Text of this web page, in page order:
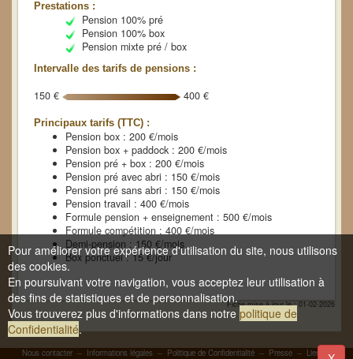
Prestations :
Pension 100% pré
Pension 100% box
Pension mixte pré / box
Intervalle des tarifs de pensions :
150 € 400 €
Principaux tarifs (TTC) :
Pension box : 200 €/mois
Pension box + paddock : 200 €/mois
Pension pré + box : 200 €/mois
Pension pré avec abri : 150 €/mois
Pension pré sans abri : 150 €/mois
Pension travail : 400 €/mois
Formule pension + enseignement : 500 €/mois
Formule compétition : 400 €/mois
Demi-pension : 150 €/mois
Box ponctuel : 15 €/jour
Fiche mise à jour le : 01-02-2026
Nous contacter -- Informations légales -- Politique de Confidentialité -- Presse -- Liens
-
Pour améliorer votre expérience d'utilisation du site, nous utilisons
des cookies.
En poursuivant votre navigation, vous acceptez leur utilisation à
des fins de statistiques et de personnalisation.
Vous trouverez plus d'informations dans notre politique de
Confidentialité.